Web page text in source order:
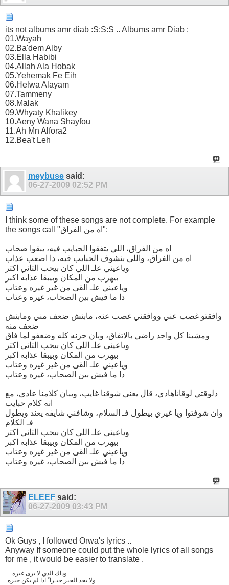
its not albums amr diab :S:S:S .. Albums amr Diab :
01.Wayah
02.Ba'dem Alby
03.Ella Habibi
04.Allah Ala Hobak
05.Yehemak Fe Eih
06.Helwa Alayam
07.Tammeny
08.Malak
09.Whyaty Khalikey
10.Aeny Wana Shayfou
11.Ah Mn Alfora2
12.Bea't Leh
meybuse said:
06-27-2009 02:52 PM
I think some of these songs are not complete. For example
the songs call "اه من الفراق":
اه من الفراق، اللي يتفقوا الحبايب فيه، يبقوا صحاب
اه من الفراق، واللي بنشوف الحبايب فيه، دا اصعب عذاب
وياعيني علـ اللي كان بيحب التاني اكتر
بيهرب من المكان وبيبقا عذابه اكبر
وياعيني علـ القى من غير غيره وعتاب
دا ما فيش بين الصحاب، غيره وعتاب
وافقتو غصب عني ووافقني غصب عنه، مابنش ضعف مني ومابنش
ضعف منه
ومشينا كل واحد راضي بالاتفاق، وبان حزنه كله وضعفو لما فاق
وياعيني علـ اللي كان بيحب التاني اكتر
بيهرب من المكان وبيبقا عذابه اكبر
وياعيني علـ القى من غير غيره وعتاب
دا ما فيش بين الصحاب، غيره وعتاب
دلوقتي لوقاناهادي، قال يعني شوقنا غايب، ويبان كلامنا عادي، مع
انه كلام حبايب
وان شوفتوا ويا غيري بيطول فـ السلام، وشافني شايفه يعند ويطول
فـ الكلام
وياعيني علـ اللي كان بيحب التاني اكتر
بيهرب من المكان وبيبقا عذابه اكبر
وياعيني علـ القى من غير غيره وعتاب
دا ما فيش بين الصحاب، غيره وعتاب
ELEEF said:
06-27-2009 03:43 PM
Ok Guys , I followed Orwa's lyrics ..
Anyway If someone could put the whole lyrics of all songs
for me , it would be easier to translate .
.. وذاك الذي لا يرى غيره
ولا يجد الخير خيـرا ً اذا لم يكن خيره